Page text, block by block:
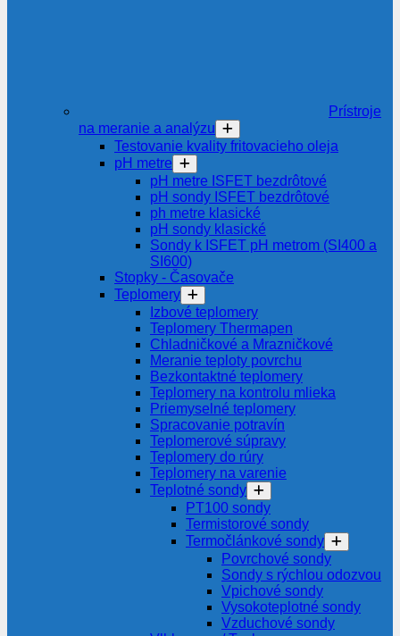
Prístroje
na meranie a analýzu
Testovanie kvality fritovacieho oleja
pH metre
pH metre ISFET bezdrôtové
pH sondy ISFET bezdrôtové
ph metre klasické
pH sondy klasické
Sondy k ISFET pH metrom (SI400 a
SI600)
Stopky - Časovače
Teplomery
Izbové teplomery
Teplomery Thermapen
Chladničkové a Mrazničkové
Meranie teploty povrchu
Bezkontaktné teplomery
Teplomery na kontrolu mlieka
Priemyselné teplomery
Spracovanie potravín
Teplomerové súpravy
Teplomery do rúry
Teplomery na varenie
Teplotné sondy
PT100 sondy
Termistorové sondy
Termočlánkové sondy
Povrchové sondy
Sondy s rýchlou odozvou
Vpichové sondy
Vysokoteplotné sondy
Vzduchové sondy